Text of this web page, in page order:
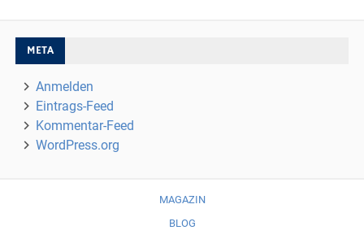
META
Anmelden
Eintrags-Feed
Kommentar-Feed
WordPress.org
MAGAZIN
BLOG